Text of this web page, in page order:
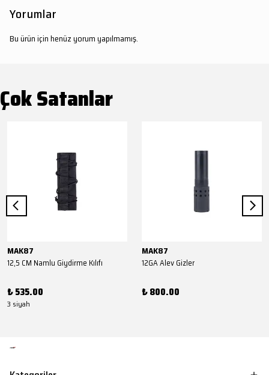
Yorumlar
Bu ürün için henüz yorum yapılmamış.
Çok Satanlar
MAK87
12,5 CM Namlu Giydirme Kılıfı
₺ 535.00
3 siyah
MAK87
12GA Alev Gizler
₺ 800.00